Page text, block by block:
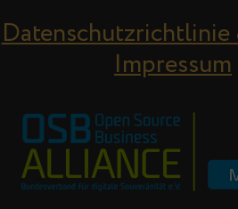
Datenschutzrichtlinie
Impressum